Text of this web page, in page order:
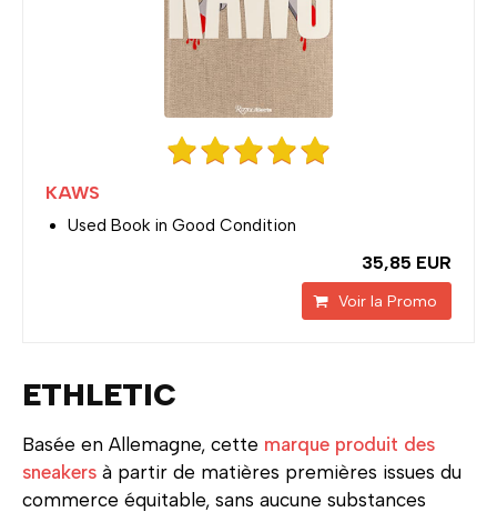
KAWS
Used Book in Good Condition
35,85 EUR
Voir la Promo
ETHLETIC
Basée en Allemagne, cette marque produit des
sneakers à partir de matières premières issues du
commerce équitable, sans aucune substances